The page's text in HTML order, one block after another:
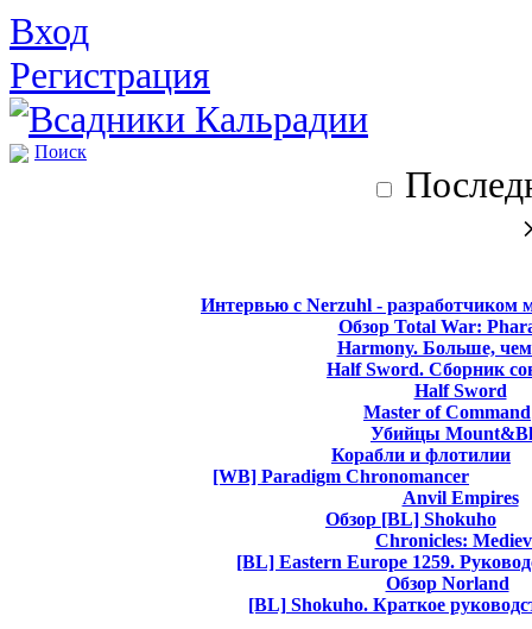
Вход
Регистрация
Поиск
Интервью с Nerzuhl - разработчиком
Обзор Total War:
Harmony. Больше,
Half Sword. Сборник
Half Sword
Master of Command
Убийцы
Корабли и флотилии
[WB] Paradigm Chronomancer
Anvil Empires
Обзор [BL] Shokuho
Chronicles:
[BL] Eastern Europe 1259.
Обзор Norland
[BL] Shokuho. Краткое